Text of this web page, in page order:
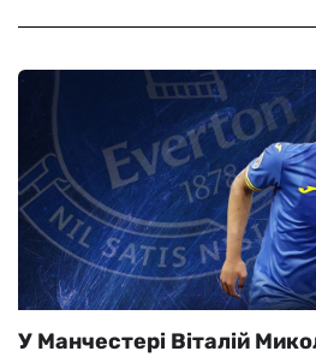
У Манчестері Віталій